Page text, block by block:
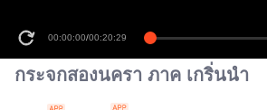
00:00:00/00:20:29
กระจกสองนครา ภาค เกริ่นนำ